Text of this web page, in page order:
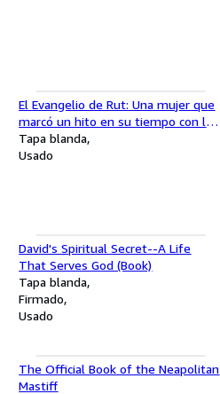
El Evangelio de Rut: Una mujer que
marcó un hito en su tiempo con la
bendición de Dios (Spanish Edition)
Tapa blanda
Usado
David's Spiritual Secret--A Life
That Serves God (Book)
Tapa blanda
Firmado
Usado
The Official Book of the Neapolitan
Mastiff